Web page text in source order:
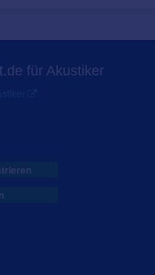
für Akustiker